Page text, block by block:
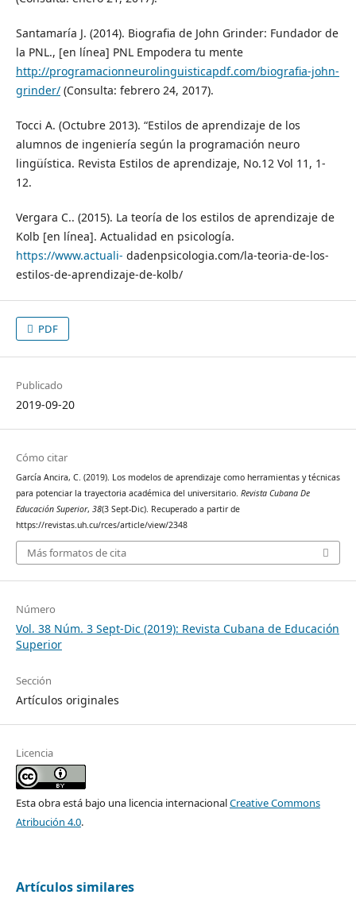
Santamaría J. (2014). Biografia de John Grinder: Fundador de
la PNL., [en línea] PNL Empodera tu mente
http://programacionneurolinguisticapdf.com/biografia-john-
grinder/(Consulta: febrero 24, 2017).
Tocci A. (Octubre 2013). “Estilos de aprendizaje de los
alumnos de ingeniería según la programación neuro
lingüística. Revista Estilos de aprendizaje, No.12 Vol 11, 1-
12.
Vergara C.. (2015). La teoría de los estilos de aprendizaje de
Kolb [en línea]. Actualidad en psicología.
https://www.actuali- dadenpsicologia.com/la-teoria-de-los-
estilos-de-aprendizaje-de-kolb/
PDF
Publicado
2019-09-20
Cómo citar
García Ancira, C. (2019). Los modelos de aprendizaje como herramientas y técnicas
para potenciar la trayectoria académica del universitario. Revista Cubana De
Educación Superior, 38(3 Sept-Dic). Recuperado a partir de
https://revistas.uh.cu/rces/article/view/2348
Más formatos de cita
Número
Vol. 38 Núm. 3 Sept-Dic (2019): Revista Cubana de Educación
Superior
Sección
Artículos originales
Licencia
Esta obra está bajo una licencia internacionalCreative Commons
Atribución 4.0.
Artículos similares